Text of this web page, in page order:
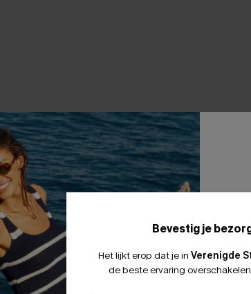
Bevestig je
Het lijkt erop dat je in Verenigde
de beste ervaring